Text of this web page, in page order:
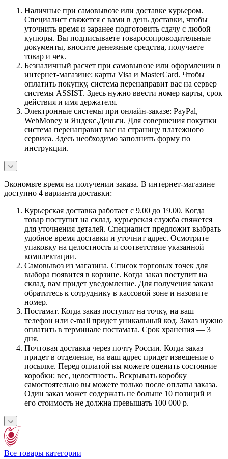
Наличные при самовывозе или доставке курьером.
Специалист свяжется с вами в день доставки, чтобы
уточнить время и заранее подготовить сдачу с любой
купюры. Вы подписываете товаросопроводительные
документы, вносите денежные средства, получаете
товар и чек.
Безналичный расчет при самовывозе или оформлении в
интернет-магазине: карты Visa и MasterCard. Чтобы
оплатить покупку, система перенаправит вас на сервер
системы ASSIST. Здесь нужно ввести номер карты, срок
действия и имя держателя.
Электронные системы при онлайн-заказе: PayPal,
WebMoney и Яндекс.Деньги. Для совершения покупки
система перенаправит вас на страницу платежного
сервиса. Здесь необходимо заполнить форму по
инструкции.
Экономьте время на получении заказа. В интернет-магазине
доступно 4 варианта доставки:
Курьерская доставка работает с 9.00 до 19.00. Когда
товар поступит на склад, курьерская служба свяжется
для уточнения деталей. Специалист предложит выбрать
удобное время доставки и уточнит адрес. Осмотрите
упаковку на целостность и соответствие указанной
комплектации.
Самовывоз из магазина. Список торговых точек для
выбора появится в корзине. Когда заказ поступит на
склад, вам придет уведомление. Для получения заказа
обратитесь к сотруднику в кассовой зоне и назовите
номер.
Постамат. Когда заказ поступит на точку, на ваш
телефон или e-mail придет уникальный код. Заказ нужно
оплатить в терминале постамата. Срок хранения — 3
дня.
Почтовая доставка через почту России. Когда заказ
придет в отделение, на ваш адрес придет извещение о
посылке. Перед оплатой вы можете оценить состояние
коробки: вес, целостность. Вскрывать коробку
самостоятельно вы можете только после оплаты заказа.
Один заказ может содержать не больше 10 позиций и
его стоимость не должна превышать 100 000 р.
Все товары категории